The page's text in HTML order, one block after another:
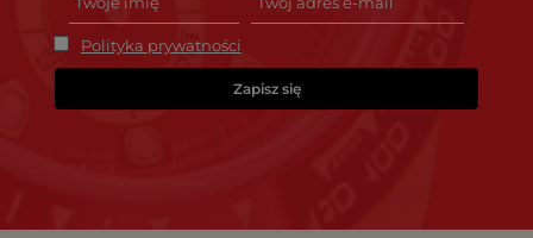
Polityka prywatności
Zapisz się